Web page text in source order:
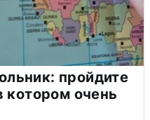
пройдите
котором очень